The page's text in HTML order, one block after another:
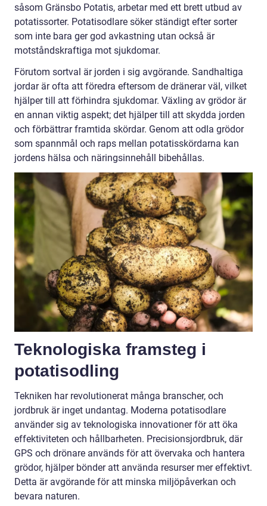
såsom Gränsbo Potatis, arbetar med ett brett utbud av
potatissorter. Potatisodlare söker ständigt efter sorter
som inte bara ger god avkastning utan också är
motståndskraftiga mot sjukdomar.
Förutom sortval är jorden i sig avgörande. Sandhaltiga
jordar är ofta att föredra eftersom de dränerar väl, vilket
hjälper till att förhindra sjukdomar. Växling av grödor är
en annan viktig aspekt; det hjälper till att skydda jorden
och förbättrar framtida skördar. Genom att odla grödor
som spannmål och raps mellan potatisskördarna kan
jordens hälsa och näringsinnehåll bibehållas.
Teknologiska framsteg i
potatisodling
Tekniken har revolutionerat många branscher, och
jordbruk är inget undantag. Moderna potatisodlare
använder sig av teknologiska innovationer för att öka
effektiviteten och hållbarheten. Precisionsjordbruk, där
GPS och drönare används för att övervaka och hantera
grödor, hjälper bönder att använda resurser mer effektivt.
Detta är avgörande för att minska miljöpåverkan och
bevara naturen.